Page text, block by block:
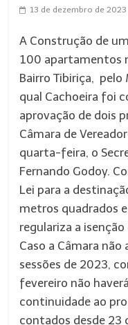
13 de dezembro de 2023
A Construção de
100 apartamentos
Bairro Tibiriça, pelo
qual Cachoeira foi
aprovação de dois
Câmara de
quarta-feira, o
Fernando Godoy.
Lei para a
metros quadrados
regulariza a
Caso a Câmara
sessões de 2023,
fevereiro não
continuidade ao
contados desde 23